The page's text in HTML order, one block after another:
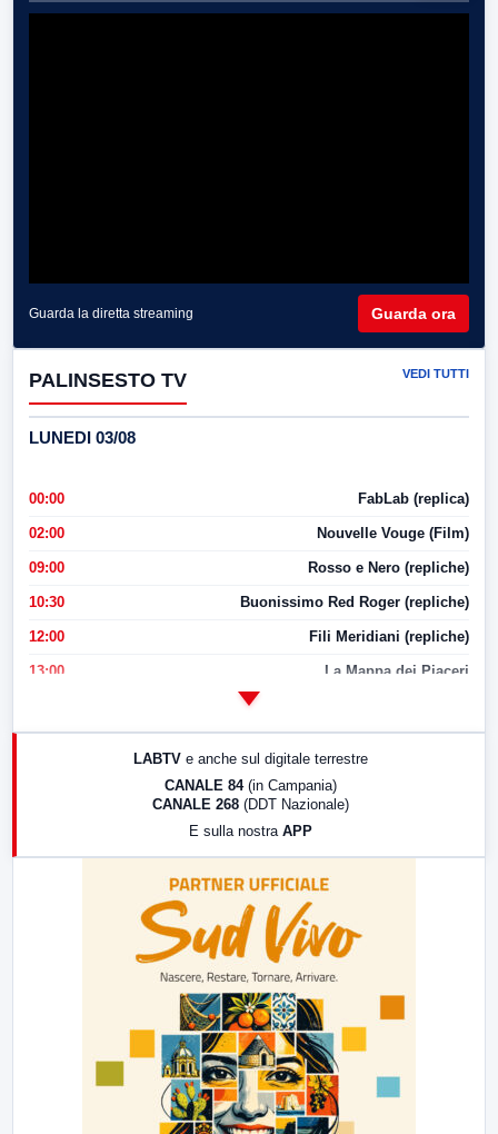
Guarda la diretta streaming Guarda ora
PALINSESTO TV VEDI TUTTI
LUNEDI 03/08
00:00 FabLab (replica)
02:00 Nouvelle Vouge (Film)
09:00 Rosso e Nero (repliche)
10:30 Buonissimo Red Roger (repliche)
12:00 Fili Meridiani (repliche)
13:00 La Mappa dei Piaceri
17:00 LabNews (replica)
LABTV e anche sul digitale terrestre
CANALE 84 (in Campania)
CANALE 268 (DDT Nazionale)
E sulla nostra APP